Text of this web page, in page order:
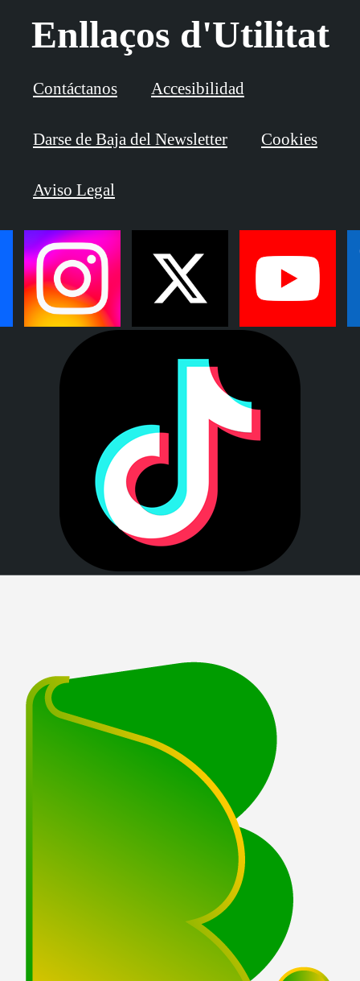
Enllaços d'Utilitat
Contáctanos Accesibilidad
Darse de Baja del Newsletter Cookies
Aviso Legal